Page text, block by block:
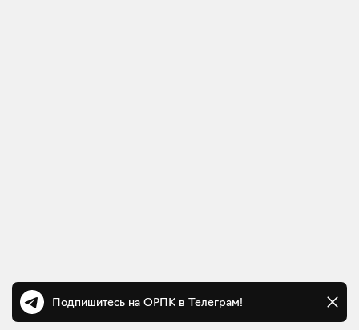
Подпишитесь на ОРПК в Телеграм!